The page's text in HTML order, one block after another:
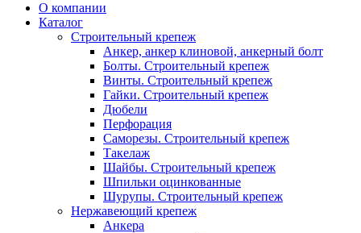
О компании
Каталог
Строительный крепеж
Анкер, анкер клиновой, анкерный болт
Болты. Строительный крепеж
Винты. Строительный крепеж
Гайки. Строительный крепеж
Дюбели
Перфорация
Саморезы. Строительный крепеж
Такелаж
Шайбы. Строительный крепеж
Шпильки оцинкованные
Шурупы. Строительный крепеж
Нержавеющий крепеж
Анкера